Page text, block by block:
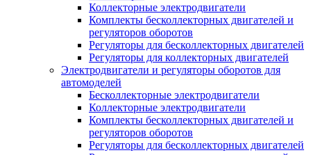
Коллекторные электродвигатели
Комплекты бесколлекторных двигателей и
регуляторов оборотов
Регуляторы для бесколлекторных двигателей
Регуляторы для коллекторных двигателей
Электродвигатели и регуляторы оборотов для
автомоделей
Бесколлекторные электродвигатели
Коллекторные электродвигатели
Комплекты бесколлекторных двигателей и
регуляторов оборотов
Регуляторы для бесколлекторных двигателей